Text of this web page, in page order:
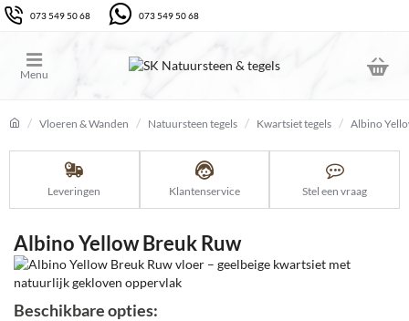
073 549 50 68 073 549 50 68
Vloeren & Wanden Natuursteen tegels Kwartsiet tegels Albino
Leveringen Klantenservice Stel een vraag
Albino Yellow Breuk Ruw
Beschikbare opties: